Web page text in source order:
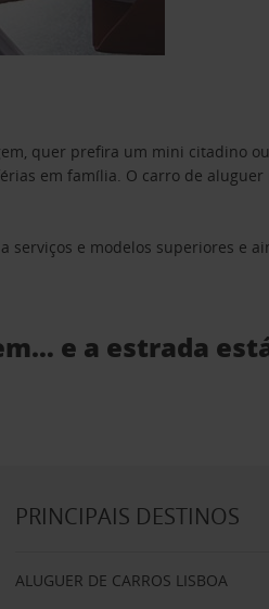
quer prefira um mini citadino
em família. O carro de
serviços e modelos superiores e
e a estrada
PRINCIPAIS DESTINOS
ALUGUER DE CARROS LISBOA